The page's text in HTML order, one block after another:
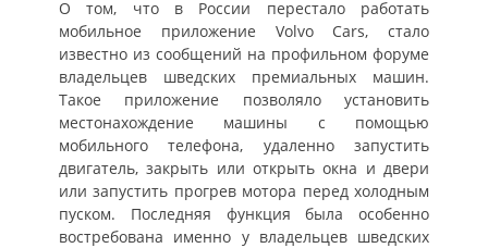
О том, что в России перестало работать
мобильное приложение Volvo Cars, стало
известно из сообщений на профильном форуме
владельцев шведских премиальных машин.
Такое приложение позволяло установить
местонахождение машины с помощью
мобильного телефона, удаленно запустить
двигатель, закрыть или открыть окна и двери
или запустить прогрев мотора перед холодным
пуском. Последняя функция была особенно
востребована именно у владельцев шведских